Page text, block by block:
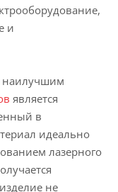
и
наилучшим
является
в
идеально
лазерного
не